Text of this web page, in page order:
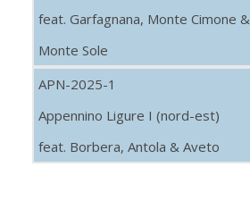
feat. Garfagnana, Monte Cimone &
Monte Sole
APN-2025-1
Appennino Ligure I (nord-est)
feat. Borbera, Antola & Aveto